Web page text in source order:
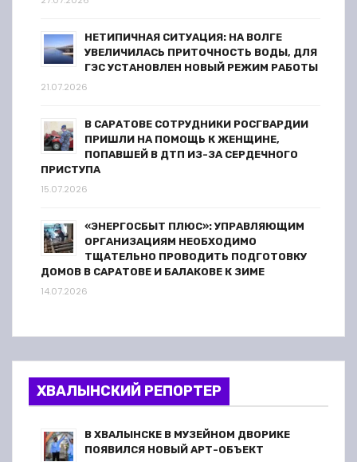
НЕТИПИЧНАЯ СИТУАЦИЯ: НА ВОЛГЕ
УВЕЛИЧИЛАСЬ ПРИТОЧНОСТЬ ВОДЫ, ДЛЯ
ГЭС УСТАНОВЛЕН НОВЫЙ РЕЖИМ РАБОТЫ
21.07.2026
В САРАТОВЕ СОТРУДНИКИ РОСГВАРДИИ
ПРИШЛИ НА ПОМОЩЬ К ЖЕНЩИНЕ,
ПОПАВШЕЙ В ДТП ИЗ-ЗА СЕРДЕЧНОГО
ПРИСТУПА
15.07.2026
«ЭНЕРГОСБЫТ ПЛЮС»: УПРАВЛЯЮЩИМ
ОРГАНИЗАЦИЯМ НЕОБХОДИМО
ТЩАТЕЛЬНО ПРОВОДИТЬ ПОДГОТОВКУ
ДОМОВ В САРАТОВЕ И БАЛАКОВЕ К ЗИМЕ
14.07.2026
ХВАЛЫНСКИЙ РЕПОРТЕР
В ХВАЛЫНСКЕ В МУЗЕЙНОМ ДВОРИКЕ
ПОЯВИЛСЯ НОВЫЙ АРТ-ОБЪЕКТ